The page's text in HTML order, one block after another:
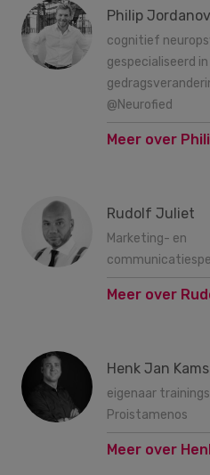
Philip Jordanov
cognitief
gespecialiseerd
@Neurofied
Meer over
Rudolf Juliet
Marketing- en
Meer over
Henk Jan
eigenaar
Proistamenos
Meer over